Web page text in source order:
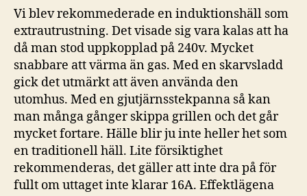
rekommenderad
extrautrustning
Vi blev rekommederade en induktionshäll som
extrautrustning. Det visade sig vara kalas att ha
då man stod uppkopplad på 240v. Mycket
snabbare att värma än gas. Med en skarvsladd
gick det utmärkt att även använda den
utomhus. Med en gjutjärnsstekpanna så kan
man många gånger skippa grillen och det går
mycket fortare. Hälle blir ju inte heller het som
en traditionell häll. Lite försiktighet
rekommenderas, det gäller att inte dra på för
fullt om uttaget inte klarar 16A. Effektlägena